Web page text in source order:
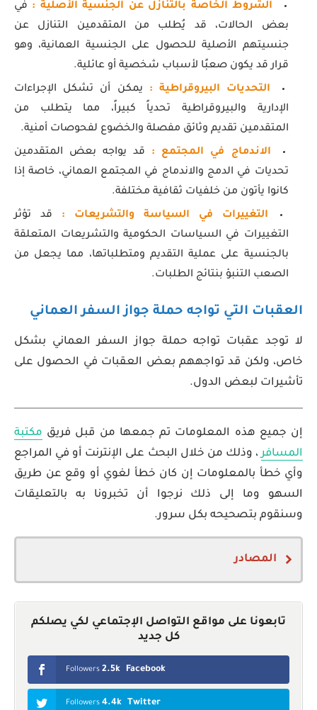
الشروط الخاصة بالتنازل عن الجنسية الأصلية : في
بعض الحالات، قد يُطلب من المتقدمين التنازل عن
جنسيتهم الأصلية للحصول على الجنسية العمانية، وهو
قرار قد يكون صعبًا لأسباب شخصية أو عائلية.
التحديات البيروقراطية : يمكن أن تشكل الإجراءات
الإدارية والبيروقراطية تحدياً كبيراً، مما يتطلب من
المتقدمين تقديم وثائق مفصلة والخضوع لفحوصات أمنية.
الاندماج في المجتمع : قد يواجه بعض المتقدمين
تحديات في الدمج والاندماج في المجتمع العماني، خاصة إذا
كانوا يأتون من خلفيات ثقافية مختلفة.
التغييرات في السياسة والتشريعات :
قد تؤثر
التغييرات في السياسات الحكومية والتشريعات المتعلقة
بالجنسية على عملية التقديم ومتطلباتها، مما يجعل من
الصعب التنبؤ بنتائج الطلبات.
العقبات التي تواجه حملة جواز السفر العماني
لا توجد عقبات تواجه حملة جواز السفر العماني بشكل
خاص، ولكن قد تواجههم بعض العقبات في الحصول على
تأشيرات لبعض الدول.
إن جميع هذه المعلومات تم جمعها من قبل فريق مكتبة
المسافر، وذلك من خلال البحث على الإنترنت أو في المراجع
وأي خطأ بالمعلومات إن كان خطأ لغوي أو وقع عن طريق
السهو وما إلى ذلك نرجوا أن تخبرونا به بالتعليقات
وسنقوم بتصحيحه بكل سرور.
المصادر
تابعونا على مواقع التواصل الإجتماعي لكي يصلكم
كل جديد
Facebook
2.5k
Followers
Twitter
4.4k
Followers